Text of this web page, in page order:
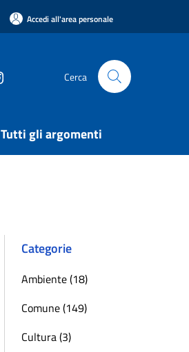
Accedi all'area personale
Cerca
Tutti gli argomenti
Categorie
Ambiente (18)
Comune (149)
Cultura (3)